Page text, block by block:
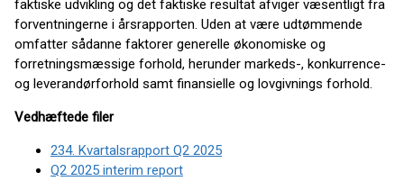
faktiske udvikling og det faktiske resultat afviger væsentligt fra
forventningerne i årsrapporten. Uden at være udtømmende
omfatter sådanne faktorer generelle økonomiske og
forretningsmæssige forhold, herunder markeds-, konkurrence-
og leverandørforhold samt finansielle og lovgivnings forhold.
Vedhæftede filer
234. Kvartalsrapport Q2 2025
Q2 2025 interim report